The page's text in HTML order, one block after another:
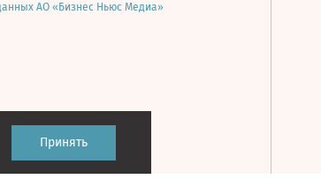
Принять
АО «Бизнес Ньюс Медиа»